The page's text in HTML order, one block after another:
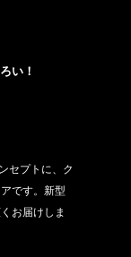
い！
セプトに、ク
です。新型
お届けしま